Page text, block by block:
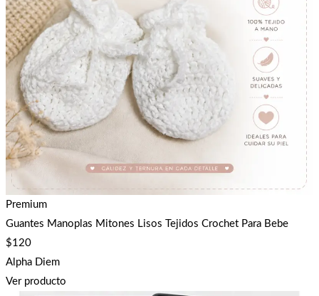
Premium
Guantes Manoplas Mitones Lisos Tejidos Crochet Para Bebe
$120
Alpha Diem
Ver producto